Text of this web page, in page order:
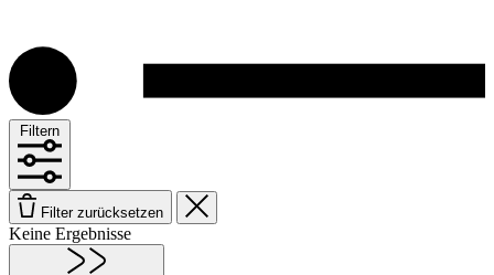
Filtern
Filter zurücksetzen
Keine Ergebnisse